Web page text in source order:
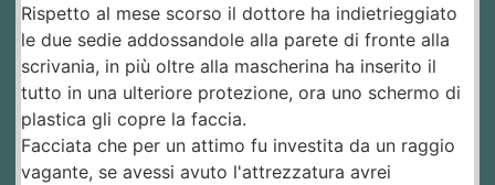
Rispetto al mese scorso il dottore ha indietrieggiato
le due sedie addossandole alla parete di fronte alla
scrivania, in più oltre alla mascherina ha inserito il
tutto in una ulteriore protezione, ora uno schermo di
plastica gli copre la faccia.
Facciata che per un attimo fu investita da un raggio
vagante, se avessi avuto l'attrezzatura avrei